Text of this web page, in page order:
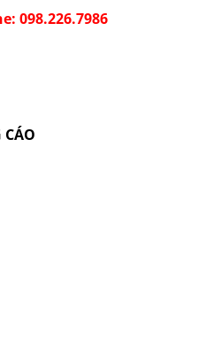
098.226.7986
CÁO